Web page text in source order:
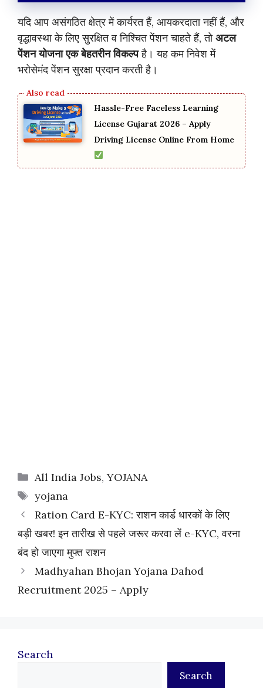
यदि आप असंगठित क्षेत्र में कार्यरत हैं, आयकरदाता नहीं हैं, और
वृद्धावस्था के लिए सुरक्षित व निश्चित पेंशन चाहते हैं, तोअटल
पेंशन योजना एक बेहतरीन विकल्पहै। यह कम निवेश में
भरोसेमंद पेंशन सुरक्षा प्रदान करती है।
Hassle-Free Faceless Learning
License Gujarat 2026 – Apply
Driving License Online From Home
Categories
All India Jobs,YOJANA
Tags
yojana
Ration Card E-KYC: राशन कार्ड धारकों के लिए
बड़ी खबर! इन तारीख से पहले जरूर करवा लें e-KYC, वरना
बंद हो जाएगा मुफ्त राशन
Madhyahan Bhojan Yojana Dahod
Recruitment 2025 – Apply
Search
Search